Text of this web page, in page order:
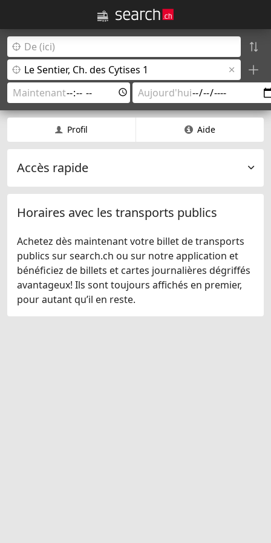
Profil Aide
Accès rapide
Horaires avec les transports publics
Achetez dès maintenant votre billet de transports
publics sur search.ch ou sur notre application et
bénéficiez de billets et cartes journalières dégriffés
avantageux! Ils sont toujours affichés en premier,
pour autant qu’il en reste.